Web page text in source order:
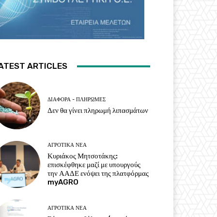
ARTICLES
ΔΙΆΦΟΡΑ - ΠΛΗΡΩΜΈΣ
Δεν θα γίνει πληρωμή λιπασμάτων
ΑΓΡΟΤΙΚΆ ΝΈΑ
Κυριάκος Μητσοτάκης:
επισκέφθηκε μαζί με υπουργούς
την ΑΑΔΕ ενόψει της πλατφόρμας
myAGRO
ΑΓΡΟΤΙΚΆ ΝΈΑ